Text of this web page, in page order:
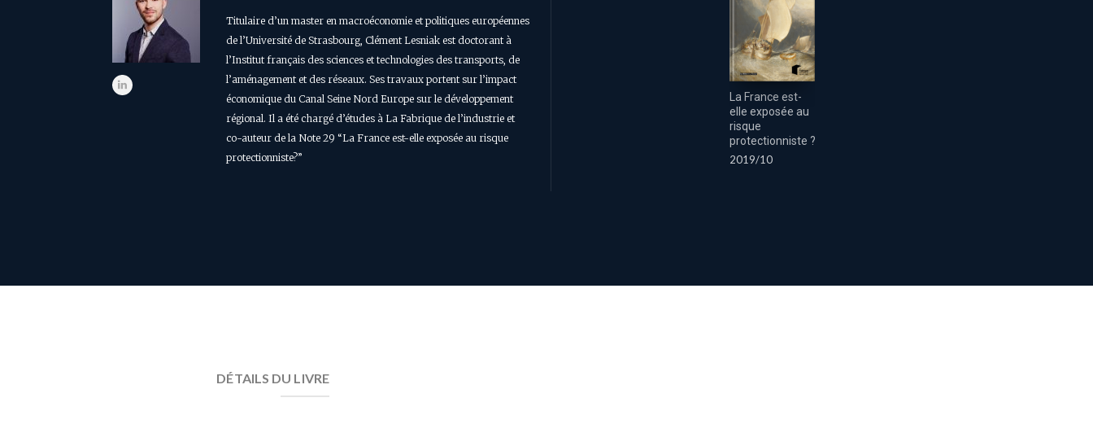
Titulaire d’un master en macroéconomie et politiques européennes
de l’Université de Strasbourg, Clément Lesniak est doctorant à
l’Institut français des sciences et technologies des transports, de
l’aménagement et des réseaux. Ses travaux portent sur l’impact
économique du Canal Seine Nord Europe sur le développement
régional. Il a été chargé d’études à La Fabrique de l’industrie et
co-auteur de la Note 29 “La France est-elle exposée au risque
protectionniste?”
La France est-
elle exposée au
risque
protectionniste ?
2019/10
DÉTAILS DU LIVRE